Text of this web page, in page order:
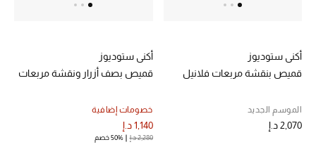
ما وصلنا حديثاً
النساء
أكني ستوديوز
قميص بنقشة مربعات فلانيل
الموسم الجديد
2,070 د.إ
أكني ستوديوز
قميص بصف أزرار ونقشة مربعات
خصومات إضافية
1,140 د.إ
2,280 د.إ 50% خصم